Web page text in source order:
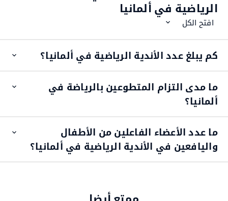
الرياضية في ألمانيا
افتح الكل
كم يبلغ عدد الأندية الرياضية في ألمانيا؟
ما مدى التزام المتطوعين بالرياضة في
ألمانيا؟
ما عدد الأعضاء الفاعلين من الأطفال
واليافعين في الأندية الرياضية في ألمانيا؟